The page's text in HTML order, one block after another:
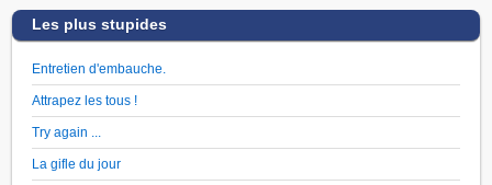
Les plus stupides
Entretien d'embauche.
Attrapez les tous !
Try again ...
La gifle du jour